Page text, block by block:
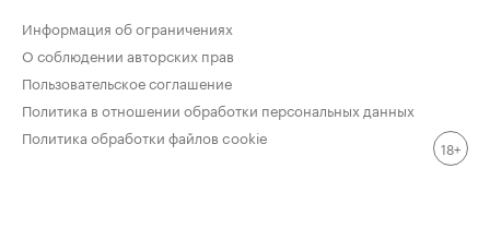
Информация об ограничениях
О соблюдении авторских прав
Пользовательское соглашение
Политика в отношении обработки персональных данных
Политика обработки файлов cookie
18+